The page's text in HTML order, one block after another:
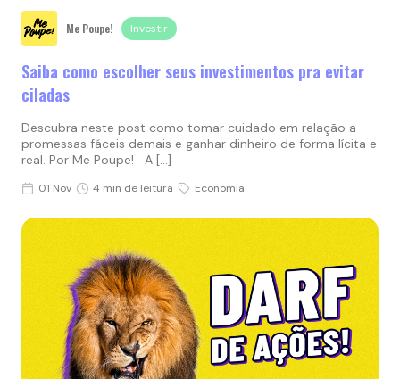
Me Poupe! Investir
Saiba como escolher seus investimentos pra evitar
ciladas
Descubra neste post como tomar cuidado em relação a
promessas fáceis demais e ganhar dinheiro de forma lícita e
real. Por Me Poupe! A […]
01 Nov 4 min de leitura Economia